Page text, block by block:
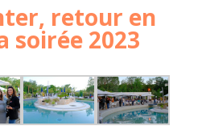
retour en
soirée 2023